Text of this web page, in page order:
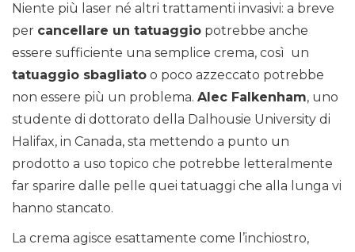
Niente più laser né altri trattamenti invasivi: a breve
per cancellare un tatuaggio potrebbe anche
essere sufficiente una semplice crema, così un
tatuaggio sbagliato o poco azzeccato potrebbe
non essere più un problema. Alec Falkenham, uno
studente di dottorato della Dalhousie University di
Halifax, in Canada, sta mettendo a punto un
prodotto a uso topico che potrebbe letteralmente
far sparire dalle pelle quei tatuaggi che alla lunga vi
hanno stancato.
La crema agisce esattamente come l’inchiostro,